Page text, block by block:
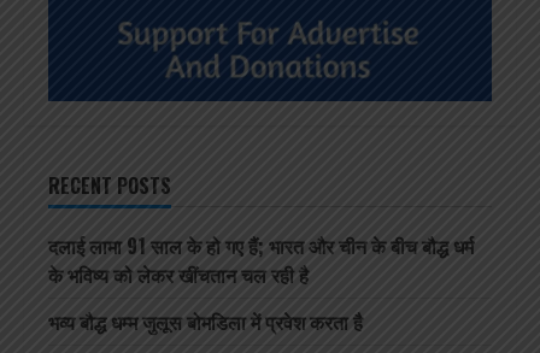
RECENT POSTS
दलाई लामा 91 साल के हो गए हैं; भारत और चीन के बीच बौद्ध धर्म
के भविष्य को लेकर खींचतान चल रही है
भव्य बौद्ध धम्म जुलूस बोमडिला में प्रवेश करता है